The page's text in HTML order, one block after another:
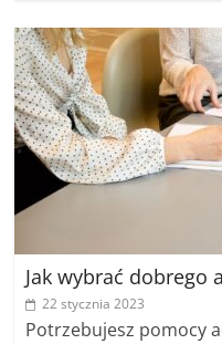
Jak wybrać dobrego
22 stycznia 2023
Potrzebujesz pomocy